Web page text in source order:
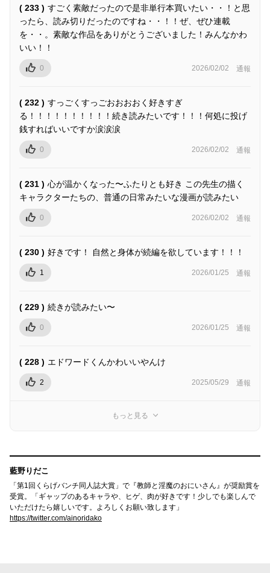
( 233 ) すごく素敵だったので是非単行本買いたい・・！と思
ったら、読み切りだったのですね・・！！ぜ、ぜひ連載
を・・。素敵な作品をありがとうございました！みんなかわ
いい！！
0 2026/02/02 通報
( 232 ) すっごくすっごおおおおく好きすぎ
る！！！！！！！！！！続き読みたいです！！！何処に投げ
銭すればいいですか涙涙涙
0 2026/02/02 通報
( 231 ) 心が温かくなった〜ふたりとも好き この先生の描く
キャラクターたちの、普通の日常みたいな漫画が読みたい
0 2026/02/02 通報
( 230 ) 好きです！ 自然と身体が続編を欲しています！！！
1 2026/01/25 通報
( 229 ) 続きが読みたい〜
0 2026/01/25 通報
( 228 ) エドワードくんかわいいやんけ
2 2025/05/29 通報
もっと見る
藍野りだこ
「第1回くらげバンチ同人誌大賞」で『教師と淫魔のおにいさん』が奨励賞を
受賞。「ギャップのあるキャラや、ヒゲ、肉が好きです！少しでも楽しんで
いただけたら嬉しいです。よろしくお願い致します」
https://twitter.com/ainoridako